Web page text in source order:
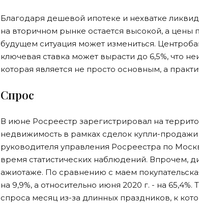
Благодаря дешевой ипотеке и нехватке
на вторичном рынке остается высокой, а
будущем ситуация может измениться.
ключевая ставка может вырасти до 6,5%, что
которая является не просто основным, а
Спрос
В июне Росреестр зарегистрировал на
недвижимость в рамках сделок купли-
руководителя управления Росреестра по
время статистических наблюдений. Впрочем,
ажиотаже. По сравнению с маем
на 9,9%, а относительно июня 2020 г. - на
спроса месяц из-за длинных праздников, к